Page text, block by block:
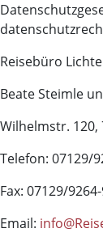
Reisebüro
Beate Steimle
Wilhelmstr. 120,
Telefon: 07129/
Fax: 07129/
Email: